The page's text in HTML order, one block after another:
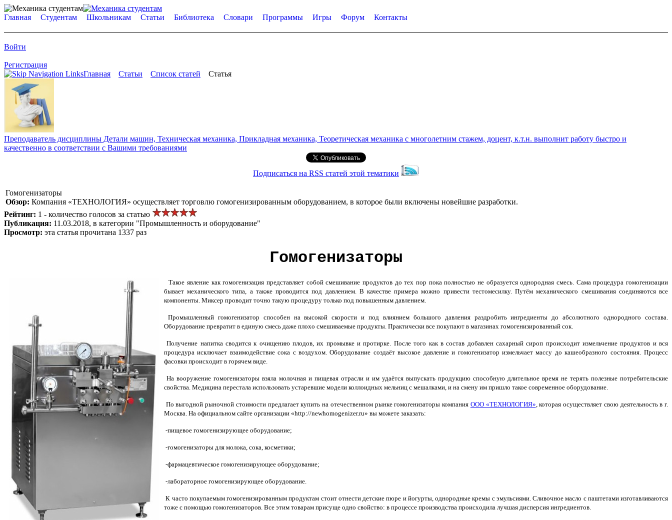
Главная Студентам Школьникам Статьи Библиотека Словари Программы Игры Форум Контакты
Войти
Регистрация
Главная
Статьи Список статей Статья
Преподаватель дисциплины Детали машин, Техническая механика, Прикладная механика, Теоретическая механика с многолетним стажем, доцент, к.т.н. выполнит работу быстро и
качественно в соответствии с Вашими требованиями
Подписаться на RSS статей этой тематики
Гомогенизаторы
Обзор: Компания «ТЕХНОЛОГИЯ» осуществляет торговлю гомогенизированным оборудованием, в которое были включены новейшие разработки.
Рейтинг: 1 - количество голосов за статью
Публикация: 11.03.2018, в категории "Промышленность и оборудование"
Просмотр: эта статья прочитана 1337 раз
Гомогенизаторы
Такое явление как гомогенизация представляет собой смешивание продуктов до тех пор пока полностью не образуется однородная смесь. Сама процедура гомогенизации
бывает механического типа, а также проводится под давлением. В качестве примера можно привести тестомесилку. Путём механического смешивания соединяются все
компоненты. Миксер проводит точно такую процедуру только под повышенным давлением.
Промышленный гомогенизатор способен на высокой скорости и под влиянием большого давления раздробить ингредиенты до абсолютного однородного состава.
Оборудование превратит в единую смесь даже плохо смешиваемые продукты. Практически все покупают в магазинах гомогенизированный сок.
Получение напитка сводится к очищению плодов, их промывке и протирке. После того как в состав добавлен сахарный сироп происходит измельчение продуктов и вся
процедура исключает взаимодействие сока с воздухом. Оборудование создаёт высокое давление и гомогенизатор измельчает массу до кашеобразного состояния. Процесс
фасовки происходит в горячем виде.
На вооружение гомогенизаторы взяла молочная и пищевая отрасли и им удаётся выпускать продукцию способную длительное время не терять полезные потребительские
свойства. Медицина перестала использовать устаревшие модели коллоидных мельниц с мешалками, и на смену им пришло такое современное оборудование.
По выгодной рыночной стоимости предлагает купить на отечественном рынке гомогенизаторы компания ООО «ТЕХНОЛОГИЯ», которая осуществляет свою деятельность в г.
Москва. На официальном сайте организации «http://newhomogenizer.ru» вы можете заказать:
-пищевое гомогенизирующее оборудование;
-гомогенизаторы для молока, сока, косметики;
-фармацевтическое гомогенизирующее оборудование;
-лабораторное гомогенизирующее оборудование.
К часто покупаемым гомогенизированным продуктам стоит отнести детские пюре и йогурты, однородные кремы с эмульсиями. Сливочное масло с паштетами изготавливаются
тоже с помощью гомогенизаторов. Все этим товарам присуще одно свойство: в процессе производства происходила лучшая дисперсия ингредиентов.